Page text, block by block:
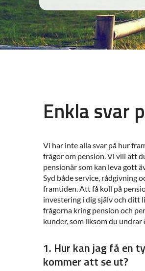
Enkla svar
Vi har inte alla svar på hur
frågor om pension. Vi vill att
pensionär som kan leva gott
Syd både service, rådgivning
framtiden. Att få koll på
investering i dig själv och ditt
frågorna kring pension och
kunder, som liksom du undrar
1. Hur kan jag få en
kommer att se ut?